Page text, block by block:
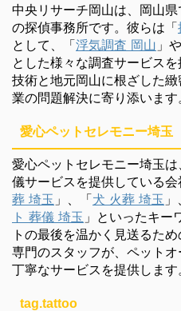
中央リサーチ岡山は、岡山
の探偵事務所です。彼らは「
として、「浮気調査 岡山 」
とした様々な調査サービス
技術と地元岡山に根ざした
業の問題解決に寄り添います
愛心ペットセレモニー埼玉
愛心ペットセレモニー埼玉
儀サービスを提供している
葬 埼玉 」、「犬 火葬 埼玉
ト 葬儀 埼玉 」といったキー
トの最後を温かく見送るた
専門のスタッフが、ペット
丁寧なサービスを提供します
tag.tattoo